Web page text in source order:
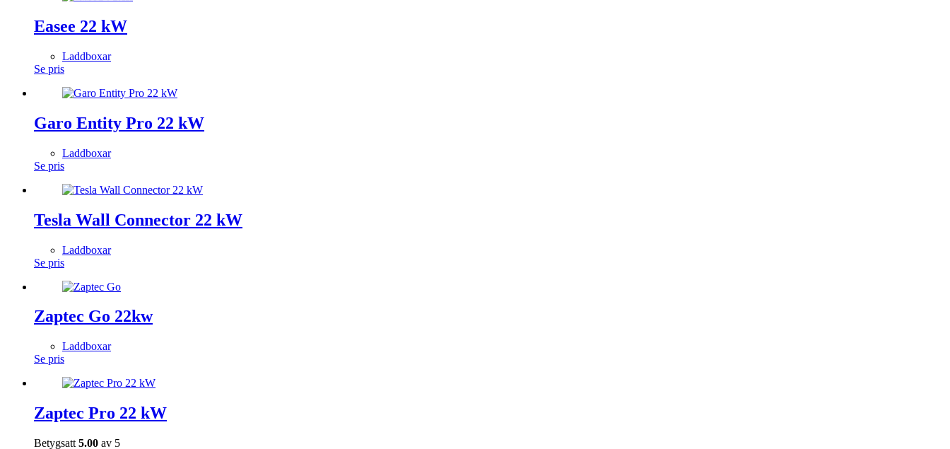
Easee 22 kW
Laddboxar
Se pris
Garo Entity Pro 22 kW
Laddboxar
Se pris
Tesla Wall Connector 22 kW
Laddboxar
Se pris
Zaptec Go 22kw
Laddboxar
Se pris
Zaptec Pro 22 kW
Betygsatt 5.00 av 5